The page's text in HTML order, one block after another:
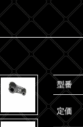
型番
定価